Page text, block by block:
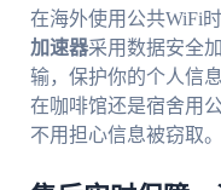
在海外使用公共WiFi
加速器采用数据安全
输，保护你的个人信
在咖啡馆还是宿舍用
不用担心信息被窃取。